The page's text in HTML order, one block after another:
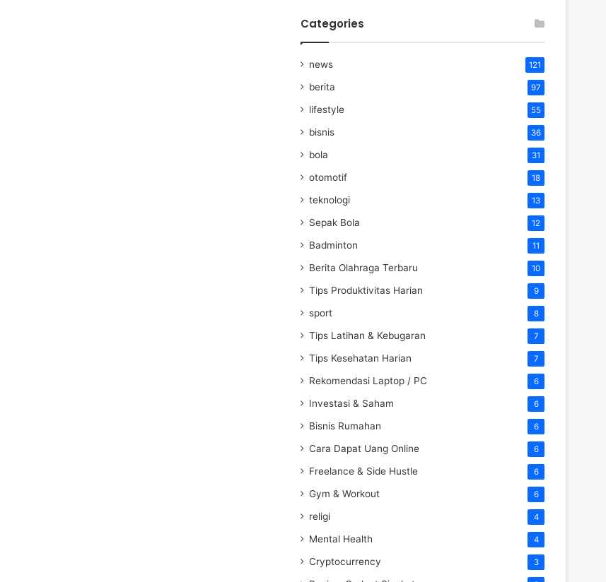
Categories
news 121
berita 97
lifestyle 55
bisnis 36
bola 31
otomotif 18
teknologi 13
Sepak Bola 12
Badminton 11
Berita Olahraga Terbaru 10
Tips Produktivitas Harian 9
sport 8
Tips Latihan & Kebugaran 7
Tips Kesehatan Harian 7
Rekomendasi Laptop / PC 6
Investasi & Saham 6
Bisnis Rumahan 6
Cara Dapat Uang Online 6
Freelance & Side Hustle 6
Gym & Workout 6
religi 4
Mental Health 4
Cryptocurrency 3